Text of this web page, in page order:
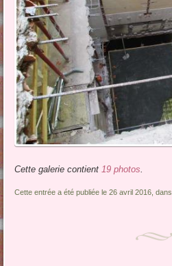
Cette galerie contient 19 photos
Cette entrée a été publiée le 26 avril 2016, dans